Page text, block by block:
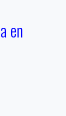
en